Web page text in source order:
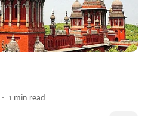
1 min read